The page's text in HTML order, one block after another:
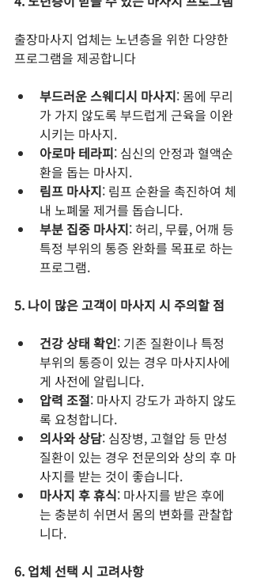
출장마사지 업체는 노년층을 위한 다양한
프로그램을 제공합니다
부드러운 스웨디시 마사지: 몸에 무리
가 가지 않도록 부드럽게 근육을 이완
시키는 마사지.
아로마 테라피: 심신의 안정과 혈액순
환을 돕는 마사지.
림프 마사지: 림프 순환을 촉진하여 체
내 노폐물 제거를 돕습니다.
부분 집중 마사지: 허리, 무릎, 어깨 등
특정 부위의 통증 완화를 목표로 하는
프로그램.
5. 나이 많은 고객이 마사지 시 주의할 점
건강 상태 확인: 기존 질환이나 특정
부위의 통증이 있는 경우 마사지사에
게 사전에 알립니다.
압력 조절: 마사지 강도가 과하지 않도
록 요청합니다.
의사와 상담: 심장병, 고혈압 등 만성
질환이 있는 경우 전문의와 상의 후 마
사지를 받는 것이 좋습니다.
마사지 후 휴식: 마사지를 받은 후에
는 충분히 쉬면서 몸의 변화를 관찰합
니다.
6. 업체 선택 시 고려사항